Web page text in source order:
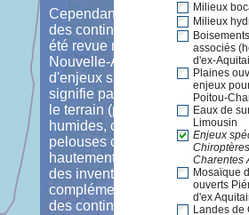
Cependant la méthode
des continuités écologiques
été revue ni harmonisée à
Nouvelle-Aquitaine. L'absence
d'enjeux sur la carte régionale
signifie pas qu'il n'y a pas
le terrain (par exemple des
humides, cavités à chiroptères,
pelouses calcicoles, ...). Il est
hautement recommandé de
des inventaires et études
complémentaires pour affiner
des continuités écologiques à
Milieux
Milieux
associés
d'ex-
Plaines
enjeux
Poitou-
Eaux de
Limousin
Enjeux
Charentes
Mosaïque
ouverts
d'ex
Landes de